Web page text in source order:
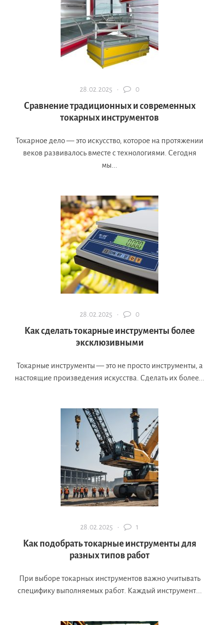
28.02.2025 · 0
Сравнение традиционных и современных
токарных инструментов
Токарное дело — это искусство, которое на протяжении
веков развивалось вместе с технологиями. Сегодня
мы...
28.02.2025 · 0
Как сделать токарные инструменты более
эксклюзивными
Токарные инструменты — это не просто инструменты, а
настоящие произведения искусства. Сделать их более...
28.02.2025 · 1
Как подобрать токарные инструменты для
разных типов работ
При выборе токарных инструментов важно учитывать
специфику выполняемых работ. Каждый инструмент...